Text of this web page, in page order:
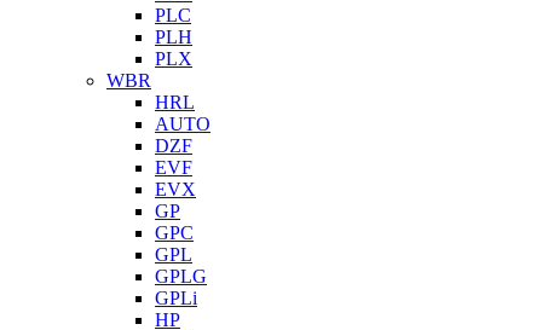
PLC
PLH
PLX
WBR
HRL
AUTO
DZF
EVF
EVX
GP
GPC
GPL
GPLG
GPLi
HP